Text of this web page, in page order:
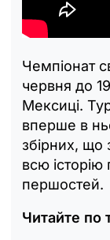
Чемпіонат
червня до
Мексиці.
вперше в
збірних, що
всю історію
першостей.
Читайте по